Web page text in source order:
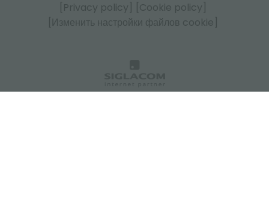
[Privacy policy]
[Cookie policy]
[Изменить настройки файлов cookie]